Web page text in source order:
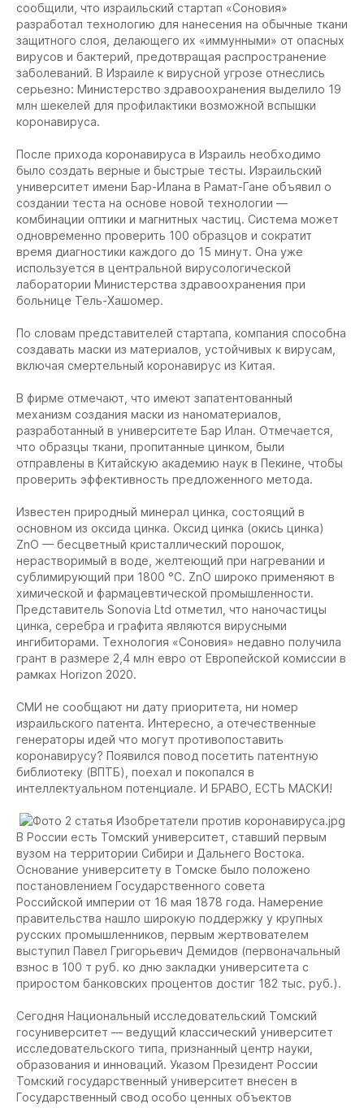
сообщили, что израильский стартап «Соновия»
разработал технологию для нанесения на обычные ткани
защитного слоя, делающего их «иммунными» от опасных
вирусов и бактерий, предотвращая распространение
заболеваний. В Израиле к вирусной угрозе отнеслись
серьезно: Министерство здравоохранения выделило 19
млн шекелей для профилактики возможной вспышки
коронавируса.
После прихода коронавируса в Израиль необходимо
было создать верные и быстрые тесты. Израильский
университет имени Бар-Илана в Рамат-Гане объявил о
создании теста на основе новой технологии —
комбинации оптики и магнитных частиц. Система может
одновременно проверить 100 образцов и сократит
время диагностики каждого до 15 минут. Она уже
используется в центральной вирусологической
лаборатории Министерства здравоохранения при
больнице Тель-Хашомер.
По словам представителей стартапа, компания способна
создавать маски из материалов, устойчивых к вирусам,
включая смертельный коронавирус из Китая.
В фирме отмечают, что имеют запатентованный
механизм создания маски из наноматериалов,
разработанный в университете Бар Илан. Отмечается,
что образцы ткани, пропитанные цинком, были
отправлены в Китайскую академию наук в Пекине, чтобы
проверить эффективность предложенного метода.
Известен природный минерал цинка, состоящий в
основном из оксида цинка. Оксид цинка (окись цинка)
ZnO — бесцветный кристаллический порошок,
нерастворимый в воде, желтеющий при нагревании и
сублимирующий при 1800 °C. ZnO широко применяют в
химической и фармацевтической промышленности.
Представитель Sonovia Ltd отметил, что наночастицы
цинка, серебра и графита являются вирусными
ингибиторами. Технология «Соновия» недавно получила
грант в размере 2,4 млн евро от Европейской комиссии в
рамках Horizon 2020.
СМИ не сообщают ни дату приоритета, ни номер
израильского патента. Интересно, а отечественные
генераторы идей что могут противопоставить
коронавирусу? Появился повод посетить патентную
библиотеку (ВПТБ), поехал и покопался в
интеллектуальном потенциале. И БРАВО, ЕСТЬ МАСКИ!
В России есть Томский университет, ставший первым
вузом на территории Сибири и Дальнего Востока.
Основание университету в Томске было положено
постановлением Государственного совета
Российской империи от 16 мая 1878 года. Намерение
правительства нашло широкую поддержку у крупных
русских промышленников, первым жертвователем
выступил Павел Григорьевич Демидов (первоначальный
взнос в 100 т руб. ко дню закладки университета с
приростом банковских процентов достиг 182 тыс. руб.).
Сегодня Национальный исследовательский Томский
госуниверситет — ведущий классический университет
исследовательского типа, признанный центр науки,
образования и инноваций. Указом Президент России
Томский государственный университет внесен в
Государственный свод особо ценных объектов